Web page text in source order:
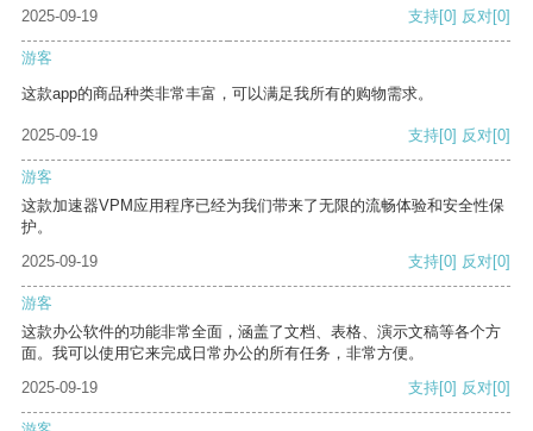
2025-09-19
支持[0] 反对[0]
游客
这款app的商品种类非常丰富，可以满足我所有的购物需求。
2025-09-19 支持[0] 反对[0]
游客
这款加速器VPM应用程序已经为我们带来了无限的流畅体验和安全性保
护。
2025-09-19
支持[0] 反对[0]
游客
这款办公软件的功能非常全面，涵盖了文档、表格、演示文稿等各个方
面。我可以使用它来完成日常办公的所有任务，非常方便。
2025-09-19
支持[0] 反对[0]